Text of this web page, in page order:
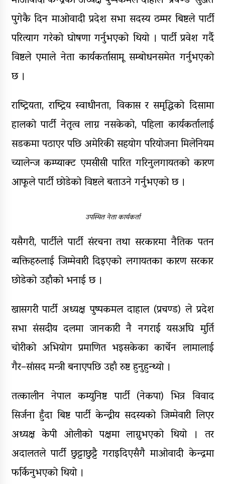
पुगेकै दिन माओवादी प्रदेश सभा सदस्य ठम्मर बिष्टले पार्टी
परित्याग गरेको घोषणा गर्नुभएको थियो । पार्टी प्रवेश गर्दै
विष्टले एमाले नेता कार्यकर्तासामू सम्बोधनसमेत गर्नुभएको
छ ।
राष्ट्रियता, राष्ट्रिय स्वाधीनता, विकास र समृद्धिको दिसामा
हालको पार्टी नेतृत्व लाग्न नसकेको, पहिला कार्यकर्तालाई
सडकमा पठाएर पछि अमेरिकी सहयोग परियोजना मिलेनियम
च्यालेन्ज कम्प्याक्ट एमसीसी पारित गरिनुलगायतको कारण
आफूले पार्टी छोडेको विष्टले बताउने गर्नुभएको छ ।
उपस्थित नेता कार्यकर्ता
यसैगरी, पार्टीले पार्टी संरचना तथा सरकारमा नैतिक पतन
व्यक्तिहरुलाई जिम्मेवारी दिइएको लगायतका कारण सरकार
छोडेको उहाँको भनाई छ ।
खासगरी पार्टी अध्यक्ष पुष्पकमल दाहाल (प्रचण्ड) ले प्रदेश
सभा संसदीय दलमा जानकारी नै नगराई यसअघि मुर्ति
चोरीको अभियोग प्रमाणित भइसकेका कार्चेन लामालाई
गैर–सांसद मन्त्री बनाएपछि उहाँ रुष्ट हुनुहुन्थ्यो ।
तत्कालीन नेपाल कम्युनिष्ट पार्टी (नेकपा) भित्र विवाद
सिर्जना हुँदा बिष्ट पार्टी केन्द्रीय सदस्यको जिम्मेवारी लिएर
अध्यक्ष केपी ओलीको पक्षमा लाग्नुभएको थियो । तर
अदालतले पार्टी छुट्टाछुट्टै गराइदिएसँगै माओवादी केन्द्रमा
फर्किनुभएको थियो ।